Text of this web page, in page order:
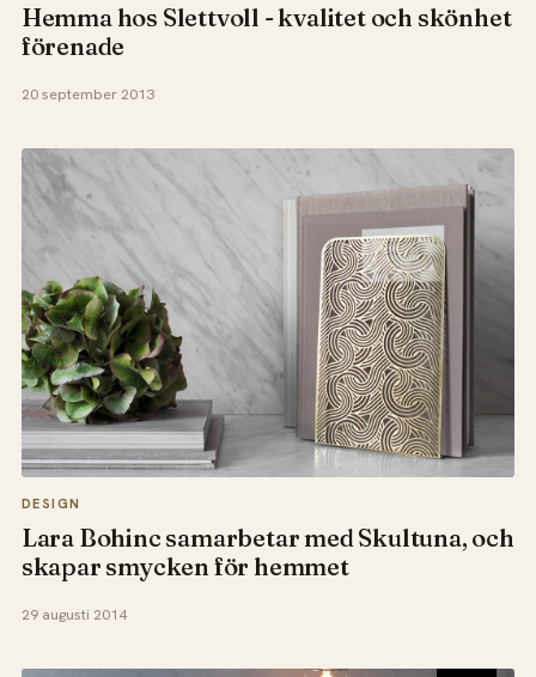
Hemma hos Slettvoll - kvalitet och skönhet
förenade
20 september 2013
DESIGN
Lara Bohinc samarbetar med Skultuna, och
skapar smycken för hemmet
29 augusti 2014